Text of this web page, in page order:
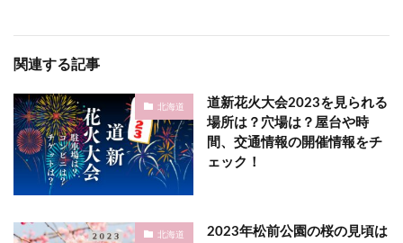
関連する記事
北海道
道新花火大会2023を見られる
場所は？穴場は？屋台や時
間、交通情報の開催情報をチ
ェック！
北海道
2023年松前公園の桜の見頃は